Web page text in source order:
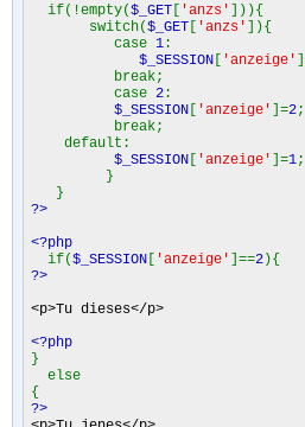
if(!empty($_GET [ 'anzs' ])){
switch($_GET [ 'anzs' ]){
case 1 :
$_SESSION [ 'anzeige'
break;
case 2 :
$_SESSION [ 'anzeige' ]=2;
break;
default:
$_SESSION [ 'anzeige' ]=1;
}
}
?>
<?php
if($_SESSION [ 'anzeige' ]==2){
?>
<p>Tu dieses</p>
<?php
}
else
{
?>